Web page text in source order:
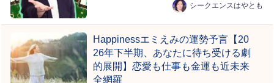
シークエンスはやとも
Happinessエミえみの運勢予言【20
26年下半期、あなたに待ち受ける劇
的展開】恋愛も仕事も金運も近未来
全網羅